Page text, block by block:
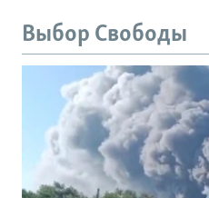
Выбор Свободы